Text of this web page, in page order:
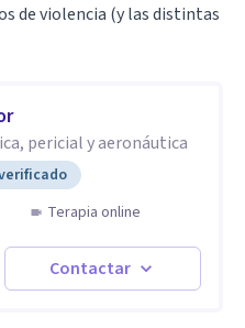
de violencia (y las distintas
pericial y aeronáutica
Terapia online
Contactar